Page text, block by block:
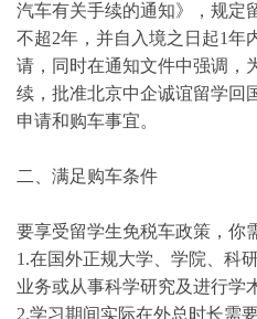
汽车有关手续的通知》，规定
不超2年，并自入境之日起1年
请，同时在通知文件中强调，
续，批准北京中企诚谊留学回
申请和购车事宜。
二、满足购车条件
要享受留学生免税车政策，你
1.在国外正规大学、学院、科
业务或从事科学研究及进行学
2.学习期间实际在外总时长需